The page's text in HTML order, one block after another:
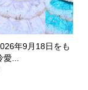
年9月18日をも
...